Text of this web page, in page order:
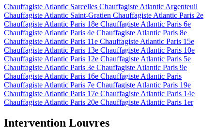
Chauffagiste Atlantic Sarcelles Chauffagiste Atlantic Argenteuil
Chauffagiste Atlantic Saint-Gratien Chauffagiste Atlantic Paris 2e
Chauffagiste Atlantic Paris 18e Chauffagiste Atlantic Paris 6e
Chauffagiste Atlantic Paris 4e Chauffagiste Atlantic Paris 8e
Chauffagiste Atlantic Paris 11e Chauffagiste Atlantic Paris 15e
Chauffagiste Atlantic Paris 13e Chauffagiste Atlantic Paris 10e
Chauffagiste Atlantic Paris 12e Chauffagiste Atlantic Paris 5e
Chauffagiste Atlantic Paris 3e Chauffagiste Atlantic Paris 9e
Chauffagiste Atlantic Paris 16e Chauffagiste Atlantic Paris
Chauffagiste Atlantic Paris 7e Chauffagiste Atlantic Paris 19e
Chauffagiste Atlantic Paris 17e Chauffagiste Atlantic Paris 14e
Chauffagiste Atlantic Paris 20e Chauffagiste Atlantic Paris 1er
Intervention Louvres